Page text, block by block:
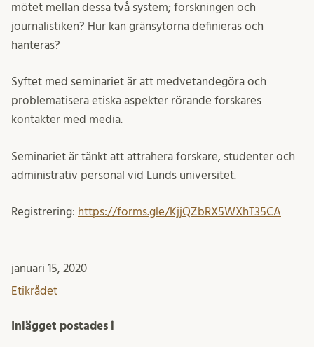
mötet mellan dessa två system; forskningen och
journalistiken? Hur kan gränsytorna definieras och
hanteras?
Syftet med seminariet är att medvetandegöra och
problematisera etiska aspekter rörande forskares
kontakter med media.
Seminariet är tänkt att attrahera forskare, studenter och
administrativ personal vid Lunds universitet.
Registrering: https://forms.gle/KjjQZbRX5WXhT35CA
januari 15, 2020
Etikrådet
Inlägget postades i